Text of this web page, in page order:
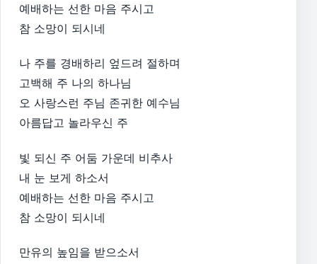
예배하는 선한 마음 주시고
참 소망이 되시네​
나 주를 경배하리 엎드려 절하며
고백해 주 나의 하나님
오 사랑스런 주님 존귀한 예수님
아름답고 놀라우신 주
​빛 되신 주 어둠 가운데 비추사
내 눈 보게 하소서
예배하는 선한 마음 주시고
참 소망이 되시네
만유의 높임을 받으소서